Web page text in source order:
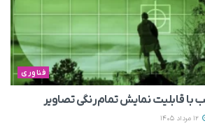
فناوری
قابلیت نمایش تمام‌رنگی تصاویر